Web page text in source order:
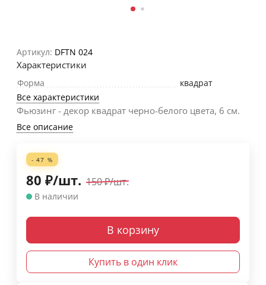
Артикул: DFTN 024
Характеристики
Форма
квадрат
Все характеристики
Фьюзинг - декор квадрат черно-белого цвета, 6 см.
Все описание
- 47 %
80 ₽/шт. 150₽/шт.
В наличии
В корзину
Купить в один клик